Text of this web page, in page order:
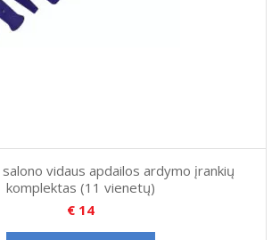
vidaus apdailos ardymo įrankių
komplektas (11 vienetų)
€14